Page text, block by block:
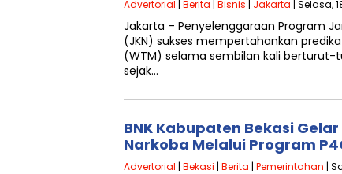
Advertorial | Berita | Bisnis | Jakarta | Selasa,
Jakarta – Penyelenggaraan Program
(JKN) sukses mempertahankan
(WTM) selama sembilan kali
sejak…
BNK Kabupaten Bekasi
Narkoba Melalui Program
Advertorial | Bekasi | Berita | Pemerintahan |